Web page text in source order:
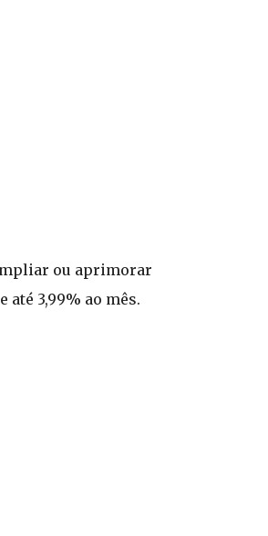
ou aprimorar
até 3,99% ao mês.